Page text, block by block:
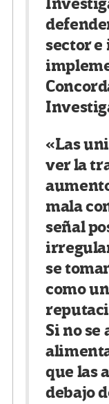
sector
«Las
ver la
mala
señal
se
como
Si no se
que las
debajo